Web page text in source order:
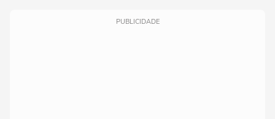
PUBLICIDADE